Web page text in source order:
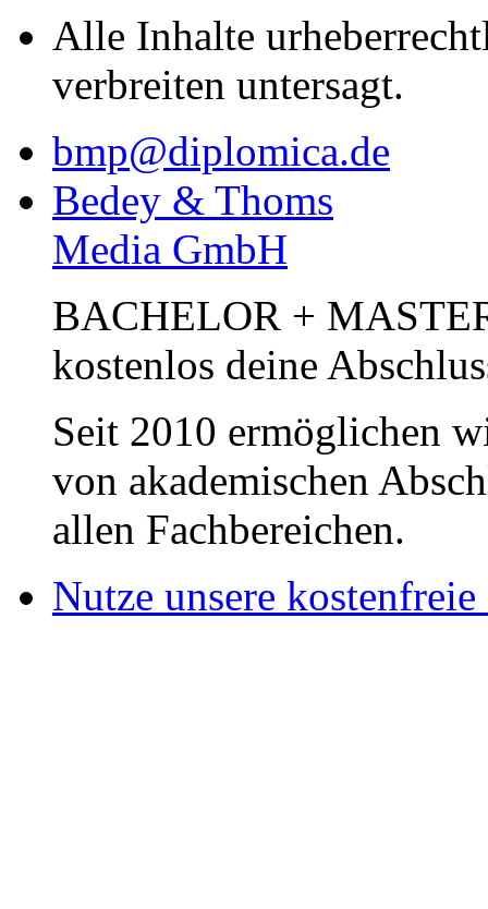
Alle Inhalte
verbreiten untersagt.
bmp@diplomica.de
Bedey & Thoms
Media GmbH
BACHELOR +
kostenlos deine
Seit 2010 ermöglichen
von akademischen
allen Fachbereichen.
Nutze unsere